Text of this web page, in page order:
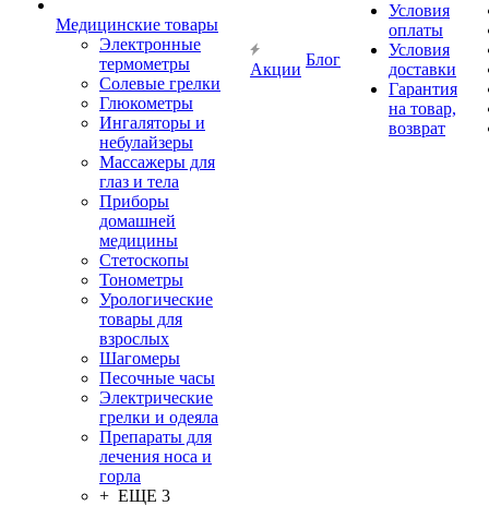
Медицинские товары
Электронные
термометры
Cолевые грелки
Глюкометры
Ингаляторы и
небулайзеры
Массажеры для
глаз и тела
Приборы
домашней
медицины
Стетоскопы
Тонометры
Урологические
товары для
взрослых
Шагомеры
Песочные часы
Электрические
грелки и одеяла
Препараты для
лечения носа и
горла
+ ЕЩЕ 3
Акции
Блог
Условия
оплаты
Условия
доставки
Гарантия
на товар,
возврат